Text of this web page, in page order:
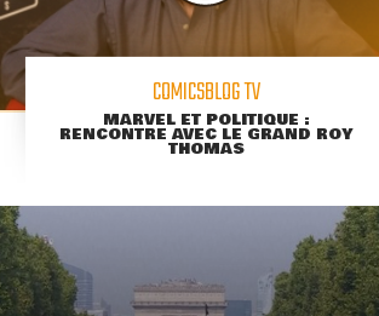
COMICSBLOG TV
MARVEL ET POLITIQUE :
RENCONTRE AVEC LE GRAND ROY
THOMAS